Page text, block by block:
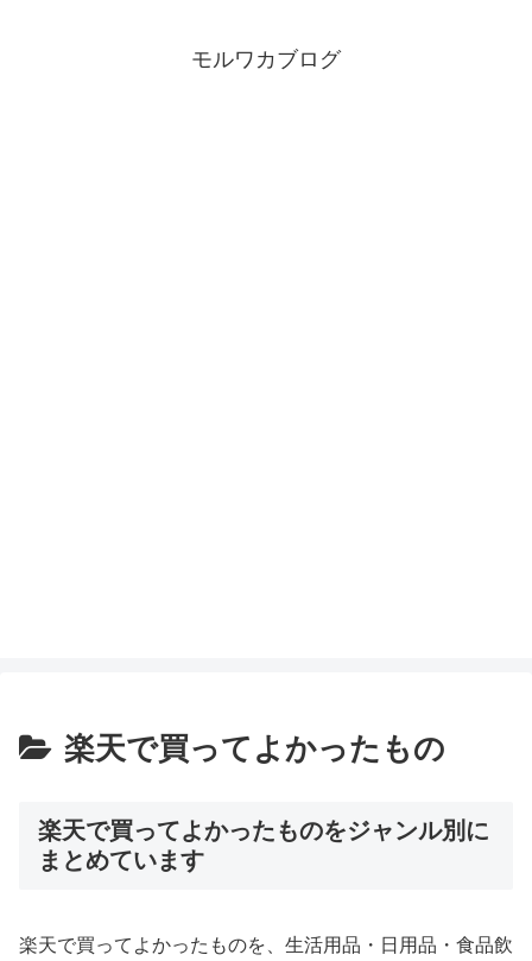
モルワカブログ
楽天で買ってよかったもの
楽天で買ってよかったものをジャンル別に
まとめています
楽天で買ってよかったものを、生活用品・日用品・食品飲